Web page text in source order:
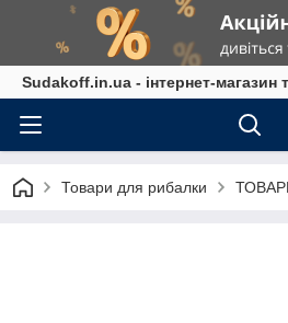
Sudakoff.in.ua - інтернет-магазин
Товари для рибалки